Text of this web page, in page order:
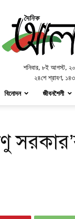
শনিবার, ৮ই আগস্ট,
২৪শে শ্রাবণ,
বিনোদন জীবনশৈলী